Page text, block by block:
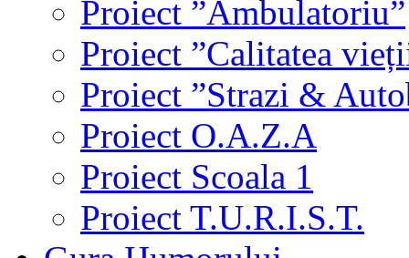
Proiect ”Ambulatoriu”
Proiect ”Calitatea
Proiect ”Strazi &
Proiect O.A.Z.A
Proiect Scoala 1
Proiect T.U.R.I.S.T.